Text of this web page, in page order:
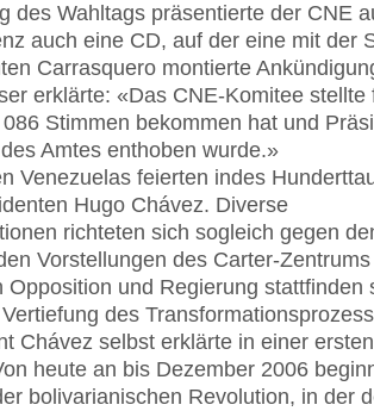
des Wahltags präsentierte der CNE
auch eine CD, auf der eine mit der
Carrasquero montierte
erklärte: «Das CNE-Komitee stellte
Stimmen bekommen hat und
Amtes enthoben wurde.»
Venezuelas feierten indes
Hugo Chávez. Diverse
richteten sich sogleich gegen
Vorstellungen des Carter-
Opposition und Regierung stattfinden
des
Chávez selbst erklärte in einer ersten
heute an bis Dezember 2006
bolivarianischen Revolution, in der